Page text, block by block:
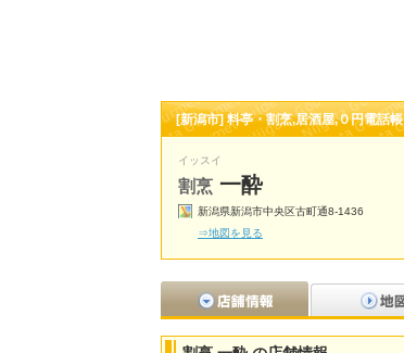
[新潟市] 料亭・割烹,居酒屋,０円電話帳
イッスイ
割烹 一酔
新潟県新潟市中央区古町通8-1436
⇒地図を見る